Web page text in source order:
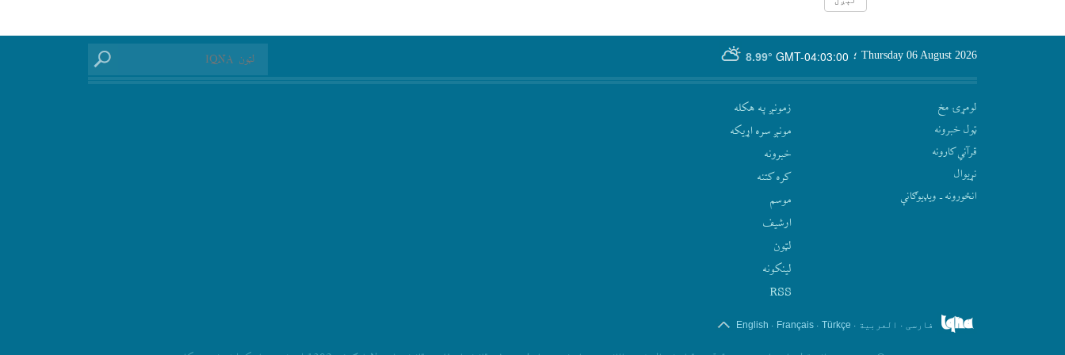
GMT-04:03:00
8.99° Thursday 06 August 2026 ؛
لومړۍ مخ
ټول خبرونه
قرآني کارونه
نړيوال
انځورونه ـ ویډیوګانې
زمونږ په هکله
مونږ سره اړيکه
‫خبرونه
کره کتنه
موسم
ارشيف
لټون
لينکونه
RSS
فارسی . العربیة .
Türkçe
.
Français
.
English